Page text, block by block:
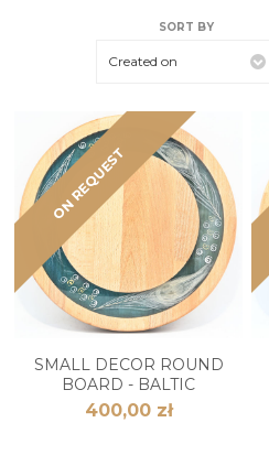
SORT BY
Created on
ON REQUEST
SMALL DECOR ROUND
BOARD - BALTIC
400,00 zł